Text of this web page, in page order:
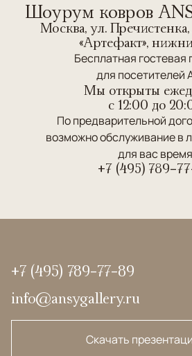
Шоурум ковров
Москва, ул.
«Артефакт»,
Бесплатная гостевая
для посетителей
Мы открыты
c 12:00 до
По предварительной
возможно обслуживание в
для вас время
+7 (495) 789-
+7 (495) 789-77-89
info@ansygallery.ru
Скачать